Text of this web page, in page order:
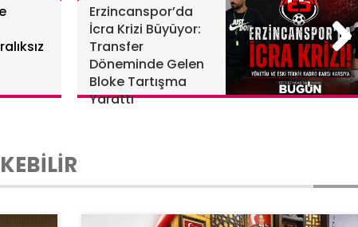
Erzincanspor’da
İcra Krizi Büyüyor:
Transfer
Döneminde Gelen
Bloke Tartışma
Yarattı